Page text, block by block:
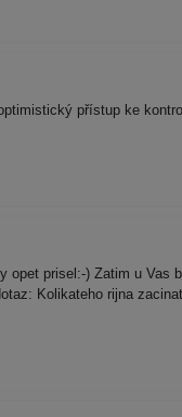
přístup ke
opet prisel:-) Zatim u Vas
Kolikateho rijna